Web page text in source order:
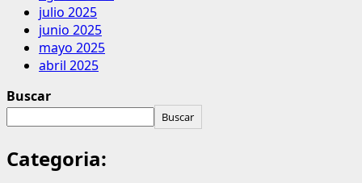
julio 2025
junio 2025
mayo 2025
abril 2025
Buscar
Buscar
Categoria: